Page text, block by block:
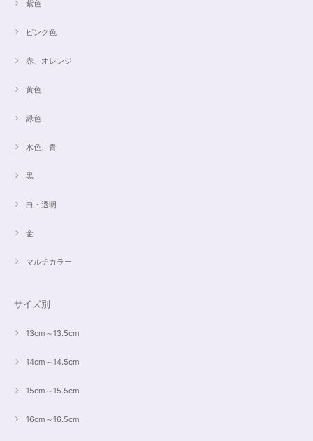
紫色
ピンク色
赤、オレンジ
黄色
緑色
水色、青
黒
白・透明
金
マルチカラー
サイズ別
13cm～13.5cm
14cm～14.5cm
15cm～15.5cm
16cm～16.5cm